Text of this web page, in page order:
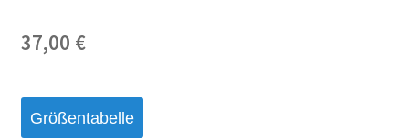
37,00 €
Größentabelle